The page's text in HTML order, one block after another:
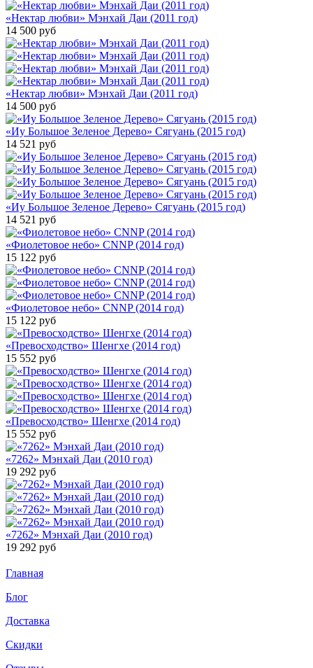
«Нектар любви» Мэнхай Даи (2011 год)
14 500 руб
«Нектар любви» Мэнхай Даи (2011 год)
14 500 руб
«Иу Большое Зеленое Дерево» Сягуань (2015 год)
14 521 руб
«Иу Большое Зеленое Дерево» Сягуань (2015 год)
14 521 руб
«Фиолетовое небо» CNNP (2014 год)
15 122 руб
«Фиолетовое небо» CNNP (2014 год)
15 122 руб
«Превосходство» Шенгхе (2014 год)
15 552 руб
«Превосходство» Шенгхе (2014 год)
15 552 руб
«7262» Мэнхай Даи (2010 год)
19 292 руб
«7262» Мэнхай Даи (2010 год)
19 292 руб
Главная
Блог
Доставка
Скидки